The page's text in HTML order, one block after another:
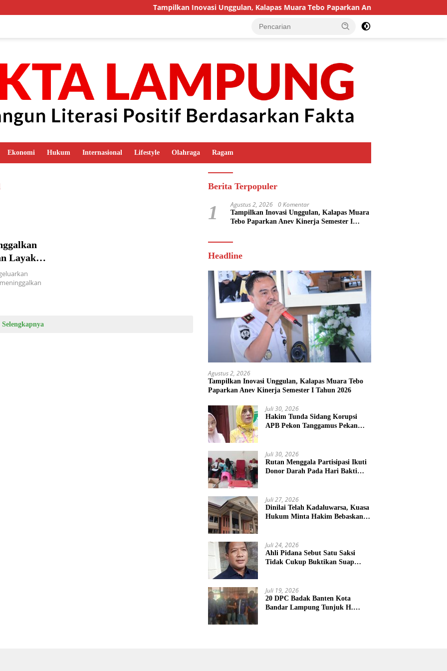
Tampilkan Inovasi Unggulan, Kalapas Muara Tebo Paparkan Anev Kinerja Semester I
Ekonomi Hukum Internasional Lifestyle Olahraga Ragam
Layak
Selengkapnya
Berita Terpopuler
1 Agustus 2, 2026 0 Komentar
Tampilkan Inovasi Unggulan, Kalapas Muara
Tebo Paparkan Anev Kinerja Semester I
Headline
Agustus 2, 2026
Tampilkan Inovasi Unggulan, Kalapas Muara Tebo
Paparkan Anev Kinerja Semester I Tahun 2026
Juli 30, 2026
Hakim Tunda Sidang Korupsi
APB Pekon Tanggamus Pekan
Juli 30, 2026
Rutan Menggala Partisipasi Ikuti
Donor Darah Pada Hari Bakti
Juli 27, 2026
Dinilai Telah Kadaluwarsa, Kuasa
Hukum Minta Hakim Bebaskan
Juli 24, 2026
Ahli Pidana Sebut Satu Saksi
Tidak Cukup Buktikan Suap
Juli 19, 2026
20 DPC Badak Banten Kota
Bandar Lampung Tunjuk H.